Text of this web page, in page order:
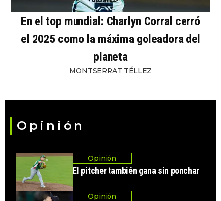
En el top mundial: Charlyn Corral cerró
el 2025 como la máxima goleadora del
planeta
MONTSERRAT TÉLLEZ
Opinión
Opinión
El pitcher también gana sin ponchar
Opinión